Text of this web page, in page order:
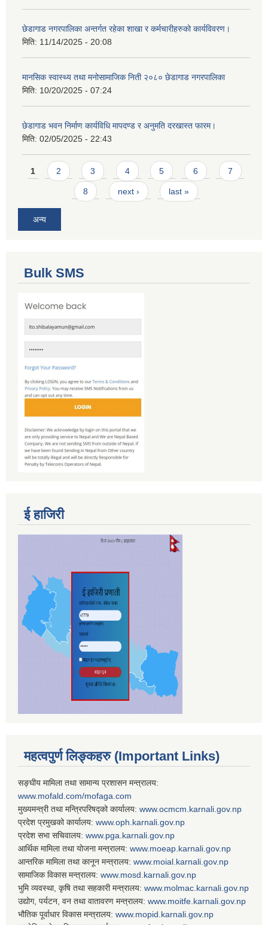
छेडागाड नगरपालिका अन्तर्गत रहेका शाखा र कर्मचारीहरुको कार्यविवरण।
मिति: 11/14/2025 - 20:08
मानसिक स्वास्थ्य तथा मनोसामाजिक निती २०८० छेडागाड नगरपालिका
मिति: 10/20/2025 - 07:24
छेडागाड भवन निर्माण कार्यविधि मापदण्ड र अनुमति दरखास्त फारम।
मिति: 02/05/2025 - 22:43
Pages
1 2 3 4 5 6 7
8 next › last »
अन्य
Bulk SMS
ई हाजिरी
महत्वपुर्ण लिङ्कहरु (Important Links)
सङ्घीय मामिला तथा सामान्य प्रशासन मन्त्रालय:
www.mofald.com/mofaga.com
मुख्यमन्त्री तथा मन्त्रिपरिषद्को कार्यालय: www.ocmcm.karnali.gov.np
प्रदेश प्रमुखको कार्यालय: www.oph.karnali.gov.np
प्रदेश सभा सचिवालय: www. pga.karnali.gov.np
आर्थिक मामिला तथा योजना मन्त्रालय: www. moeap.karnali.gov.np
आन्तरिक मामिला तथा कानून मन्त्रालय: www. moial.karnali.gov.np
सामाजिक विकास मन्त्रालय: www. mosd.karnali.gov.np
भुमि व्यवस्था, कृषि तथा सहकारी मन्त्रालय: www. molmac.karnali.gov.np
उद्योग, पर्यटन, वन तथा वातावरण मन्त्रालय: www. moitfe.karnali.gov.np
भौतिक पूर्वाधार विकास मन्त्रालय: www. mopid.karnali.gov.np